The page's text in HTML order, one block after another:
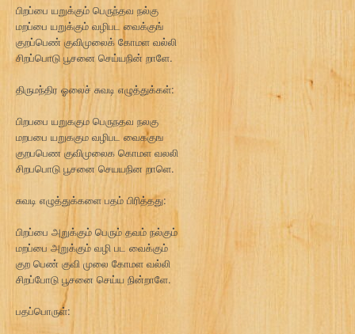
பிறப்பை யறுக்கும் பெருந்தவ நல்கு
மறப்பை யறுக்கும் வழிபட வைக்குங்
குறப்பெண் குவிமுலைக் கோமள வல்லி
சிறப்பொடு பூசனை செய்யநின் றாளே.
திருமந்திர ஓலைச் சுவடி எழுத்துக்கள்:
பிறபபை யறுககும பெருநதவ நலகு
மறபபை யறுககும வழிபட வைககுங
குறபபெண குவிமுலைக கொமள வலலி
சிறபபொடு பூசனை செயயநின றாளெ.
சுவடி எழுத்துக்களை பதம் பிரித்தது:
பிறப்பை அறுக்கும் பெரும் தவம் நல்கும்
மறப்பை அறுக்கும் வழி பட வைக்கும்
குற பெண் குவி முலை கோமள வல்லி
சிறப்போடு பூசனை செய்ய நின்றாளே.
பதப்பொருள்: